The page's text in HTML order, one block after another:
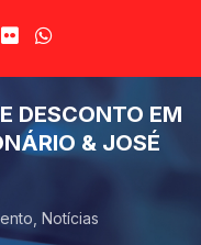
DESCONTO EM
& JOSÉ
Notícias